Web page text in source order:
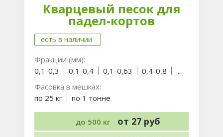
Кварцевый песок для
падел-кортов
есть в наличии
Фракции (мм):
0,1-0,3
0,1-0,4 0,1-0,63 0,4-0,8
...
Фасовка в мешках:
по 25 кг
по 1 тонне
до 500 кг от 27 руб